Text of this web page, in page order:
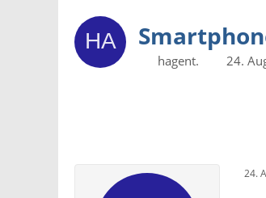
hagent.
24.
24.